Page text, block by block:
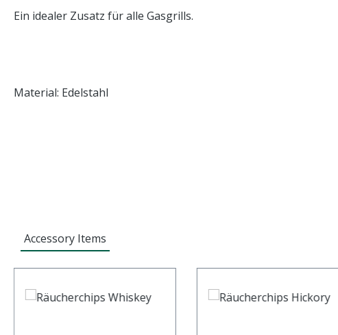
Ein idealer Zusatz für alle Gasgrills.
Material: Edelstahl
Accessory Items